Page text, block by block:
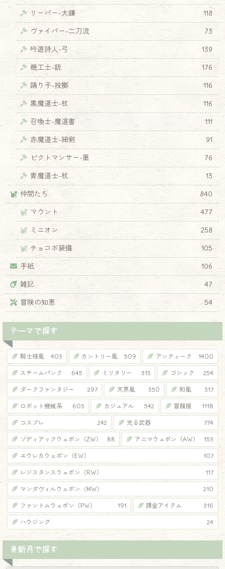
リーパー-大鎌
118
ヴァイパー-二刀流
73
吟遊詩人-弓
139
機工士-銃
176
踊り子-投擲
116
黒魔道士-杖
116
召喚士-魔道書
111
赤魔道士-細剣
91
ピクトマンサー-筆
76
青魔道士-杖
13
仲間たち
840
マウント
477
ミニオン
258
チョコボ装備
105
手紙
106
雑記
47
冒険の知恵
54
テーマで探す
騎士様風 403 カントリー風 509 アンティーク 1400
スチームパンク 645 ミリタリー 313 ゴシック 254
ダークファンタジー 297 天界風 350 和風 317
ロボット機械系 603 カジュアル 542 冒険服 1118
コスプレ 242 光る武器 774
ゾディアックウェポン（ZW） 88 アニマウェポン（AW） 153
エウレカウェポン（EW） 107
レジスタンスウェポン（RW） 117
マンダヴィルウェポン（MW） 210
ファントムウェポン（PW） 191 課金アイテム 316
ハウジング 24
更新月で探す